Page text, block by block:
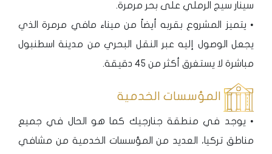
سينار سيج الرملي على بحر مرمرة.
• يتميز المشروع بقربه أيضاً من ميناء مافي مرمرة الذي
يجعل الوصول إليه عبر النقل البحري من مدينة اسطنبول
مباشرة لا يستغرق أكثر من 45 دقيقة.
المؤسسات الخدمية
• يوجد في منطقة جنارجيك كما هو الحال في جميع
مناطق تركيا، العديد من المؤسسات الخدمية من مشافي